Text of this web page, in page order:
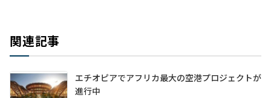
関連記事
エチオピアでアフリカ最大の空港プロジェクトが
進行中